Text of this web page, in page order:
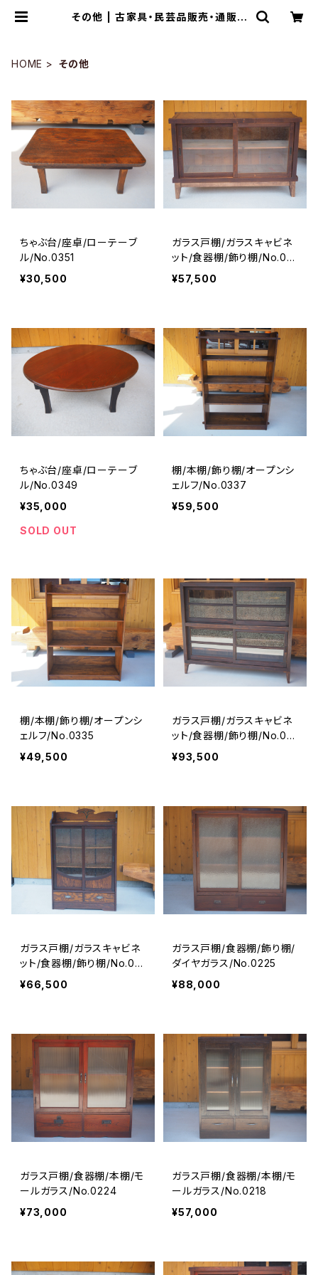
その他 | 古家具・民芸品販売・通販 -
HOME その他
ちゃぶ台/座卓/ローテーブ
ル/No.0351
¥30,500
ガラス戸棚/ガラスキャビネ
ット/食器棚/飾り棚/No.03
50
¥57,500
ちゃぶ台/座卓/ローテーブ
ル/No.0349
¥35,000
SOLD OUT
棚/本棚/飾り棚/オープンシ
ェルフ/No.0337
¥59,500
棚/本棚/飾り棚/オープンシ
ェルフ/No.0335
¥49,500
ガラス戸棚/ガラスキャビネ
ット/食器棚/飾り棚/No.02
35
¥93,500
ガラス戸棚/ガラスキャビネ
ット/食器棚/飾り棚/No.02
05
¥66,500
ガラス戸棚/食器棚/飾り棚/
ダイヤガラス/No.0225
¥88,000
ガラス戸棚/食器棚/本棚/モ
ールガラス/No.0224
¥73,000
ガラス戸棚/食器棚/本棚/モ
ールガラス/No.0218
¥57,000